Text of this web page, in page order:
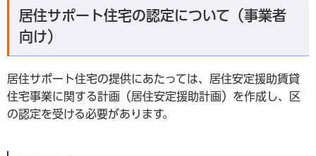
居住サポート住宅の認定について（事業者
向け）
居住サポート住宅の提供にあたっては、居住安定援助賃貸
住宅事業に関する計画（居住安定援助計画）を作成し、区
の認定を受ける必要があります。